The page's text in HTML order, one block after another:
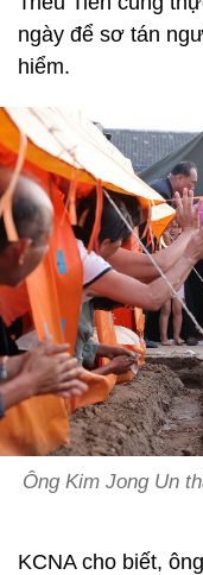
ngày để sơ tán
hiểm.
Ông Kim Jong Un
KCNA cho biết,